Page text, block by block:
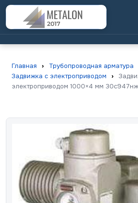
Главная › Трубопроводная арматура
Задвижка с электроприводом
›
электроприводом 1000×4 мм